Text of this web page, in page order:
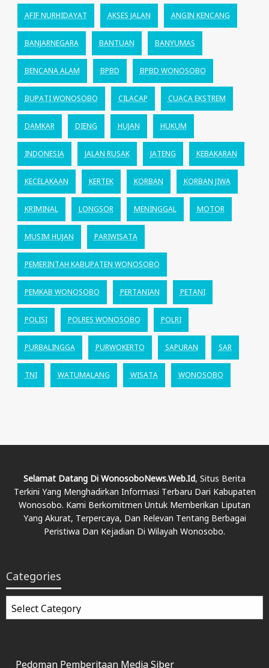
AFIF NURHIDAYAT AKSES JALAN ANGIN KENCANG
BANJARNEGARA BANTUAN BANYUMAS
BENCANA ALAM BPBD BPBD WONOSOBO
BUPATI WONOSOBO CILACAP CUACA EKSTREM
DAMKAR DIENG HUJAN HUKUM
INDONESIA JALAN RUSAK JATENG KEBAKARAN
KECELAKAAN KERTEK KORBAN KORBAN JIWA
KRIMINAL LONGSOR MENINGGAL MOTOR
MUSIM HUJAN PARIWISATA
PEMERINTAH KABUPATEN WONOSOBO
PEMKAB WONOSOBO PERTANIAN PETANI
POLISI POLRES WONOSOBO POLRI
PURBALINGGA PURWOKERTO SAPURAN SAR
TNI WATUMALANG WISATA WONOSOBO
Selamat Datang Di WonosoboNews.web.id, Situs Berita
Terkini Yang Menghadirkan Informasi Terbaru Dari Kabupaten
Wonosobo. Kami Berkomitmen Untuk Memberikan Liputan
Yang Akurat, Terpercaya, Dan Relevan Tentang Berbagai
Peristiwa Dan Kejadian Di Wilayah Wonosobo.
Categories
Categories
Pedoman Pemberitaan Media Siber